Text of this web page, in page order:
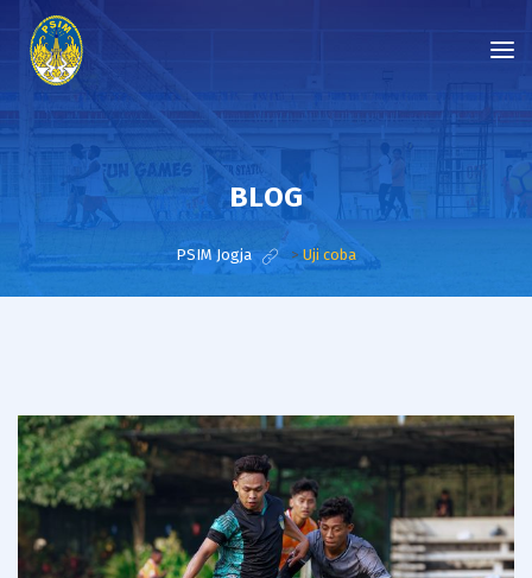
BLOG
PSIM Jogja > Uji coba